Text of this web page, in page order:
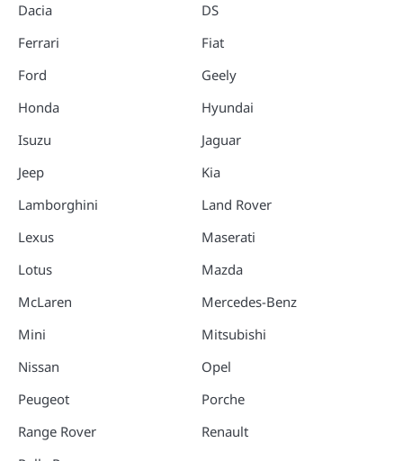
Dacia
Ferrari
Ford
Honda
Isuzu
Jeep
Lamborghini
Lexus
Lotus
McLaren
Mini
Nissan
Peugeot
Range Rover
DS
Fiat
Geely
Hyundai
Jaguar
Kia
Land Rover
Maserati
Mazda
Mercedes-Benz
Mitsubishi
Opel
Porche
Renault